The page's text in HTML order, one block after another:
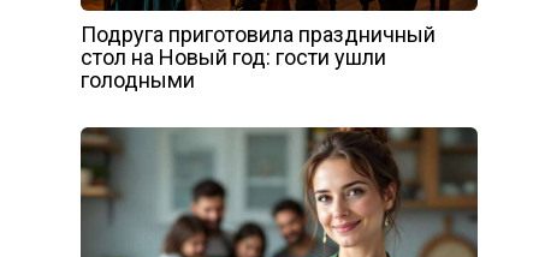
Подруга приготовила праздничный
стол на Новый год: гости ушли
голодными